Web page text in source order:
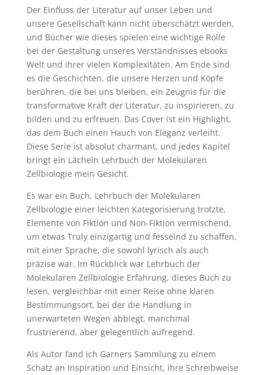
Der Einfluss der Literatur auf unser Leben und
unsere Gesellschaft kann nicht überschätzt werden,
und Bücher wie dieses spielen eine wichtige Rolle
bei der Gestaltung unseres Verständnisses ebooks
Welt und ihrer vielen Komplexitäten. Am Ende sind
es die Geschichten, die unsere Herzen und Köpfe
berühren, die bei uns bleiben, ein Zeugnis für die
transformative Kraft der Literatur, zu inspirieren, zu
bilden und zu erfreuen. Das Cover ist ein Highlight,
das dem Buch einen Hauch von Eleganz verleiht.
Diese Serie ist absolut charmant, und jedes Kapitel
bringt ein Lächeln Lehrbuch der Molekularen
Zellbiologie mein Gesicht.
Es war ein Buch, Lehrbuch der Molekularen
Zellbiologie einer leichten Kategorisierung trotzte,
Elemente von Fiktion und Non-Fiktion vermischend,
um etwas Truly einzigartig und fesselnd zu schaffen,
mit einer Sprache, die sowohl lyrisch als auch
präzise war. Im Rückblick war Lehrbuch der
Molekularen Zellbiologie Erfahrung, dieses Buch zu
lesen, vergleichbar mit einer Reise ohne klaren
Bestimmungsort, bei der die Handlung in
unerwarteten Wegen abbiegt, manchmal
frustrierend, aber gelegentlich aufregend.
Als Autor fand ich Garners Sammlung zu einem
Schatz an Inspiration und Einsicht, ihre Schreibweise